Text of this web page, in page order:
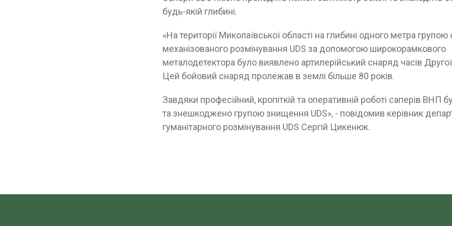
будь-якій глибині.
«На території Миколаївської області на глибині одного метра групою
механізованого розмінування UDS за допомогою широкорамкового
металодетектора було виявлено артилерійський снаряд часів Другої
Цей бойовий снаряд пролежав в землі більше 80 років.
Завдяки професійний, кропіткій та оперативній роботі саперів ВНП
та знешкоджено групою знищення UDS», - повідомив керівник
гуманітарного розмінування UDS Сергій Цикенюк.